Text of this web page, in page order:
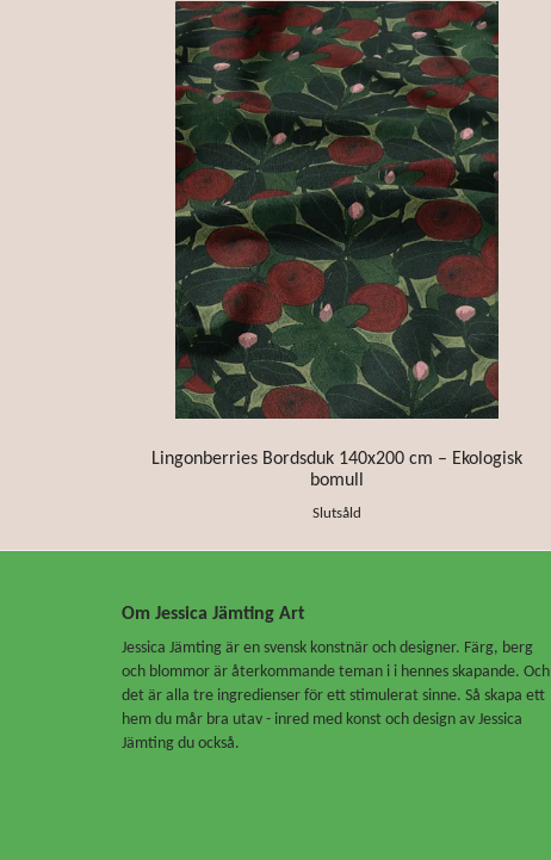
Lingonberries Bordsduk 140x200 cm – Ekologisk
bomull
Slutsåld
Om Jessica Jämting Art
Jessica Jämting är en svensk konstnär och designer. Färg, berg
och blommor är återkommande teman i i hennes skapande. Och
det är alla tre ingredienser för ett stimulerat sinne. Så skapa ett
hem du mår bra utav - inred med konst och design av Jessica
Jämting du också.